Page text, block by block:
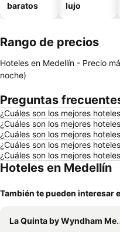
baratos
lujo
Rango de precios
Hoteles en Medellín - Precio
noche)
Preguntas
¿Cuáles son los mejores
¿Cuáles son los mejores
¿Cuáles son los mejores
¿Cuáles son los mejores
¿Cuáles son los mejores
Hoteles en Medellín
También te pueden interesar
La Quinta by Wyndham Medellin